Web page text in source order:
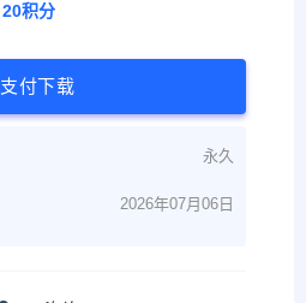
20积分
支付下载
永久
2026年07月06日